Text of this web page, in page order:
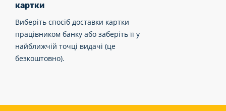
картки
Виберіть спосіб доставки картки
працівником банку або заберіть її у
найближчій точці видачі (це
безкоштовно).